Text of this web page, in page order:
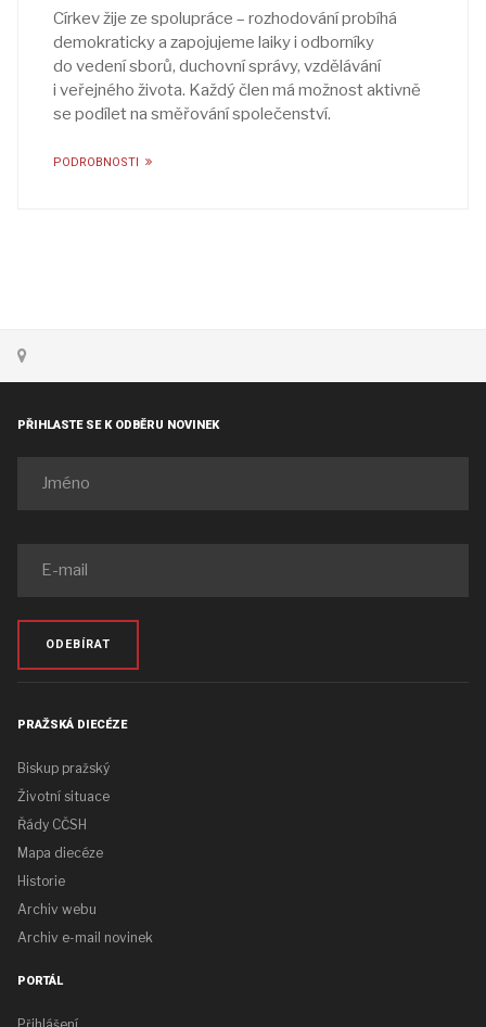
Církev žije ze spolupráce – rozhodování probíhá
demokraticky a zapojujeme laiky i odborníky
do vedení sborů, duchovní správy, vzdělávání
i veřejného života. Každý člen má možnost aktivně
se podílet na směřování společenství.
PODROBNOSTI
PŘIHLASTE SE K ODBĚRU NOVINEK
ODEBÍRAT
PRAŽSKÁ DIECÉZE
Biskup pražský
Životní situace
Řády CČSH
Mapa diecéze
Historie
Archiv webu
Archiv e-mail novinek
PORTÁL